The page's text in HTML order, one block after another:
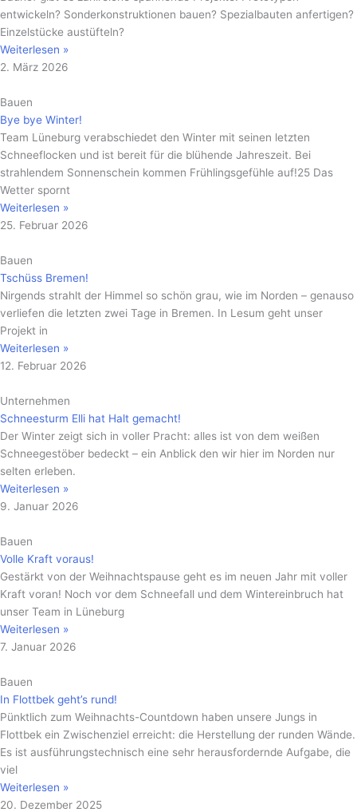
entwickeln? Sonderkonstruktionen bauen? Spezialbauten anfertigen?
Einzelstücke austüfteln?
Weiterlesen »
2. März 2026
Bauen
Bye bye Winter!
Team Lüneburg verabschiedet den Winter mit seinen letzten
Schneeflocken und ist bereit für die blühende Jahreszeit. Bei
strahlendem Sonnenschein kommen Frühlingsgefühle auf!25 Das
Wetter spornt
Weiterlesen »
25. Februar 2026
Bauen
Tschüss Bremen!
Nirgends strahlt der Himmel so schön grau, wie im Norden – genauso
verliefen die letzten zwei Tage in Bremen. In Lesum geht unser
Projekt in
Weiterlesen »
12. Februar 2026
Unternehmen
Schneesturm Elli hat Halt gemacht!
Der Winter zeigt sich in voller Pracht: alles ist von dem weißen
Schneegestöber bedeckt – ein Anblick den wir hier im Norden nur
selten erleben.
Weiterlesen »
9. Januar 2026
Bauen
Volle Kraft voraus!
Gestärkt von der Weihnachtspause geht es im neuen Jahr mit voller
Kraft voran! Noch vor dem Schneefall und dem Wintereinbruch hat
unser Team in Lüneburg
Weiterlesen »
7. Januar 2026
Bauen
In Flottbek geht’s rund!
Pünktlich zum Weihnachts-Countdown haben unsere Jungs in
Flottbek ein Zwischenziel erreicht: die Herstellung der runden Wände.
Es ist ausführungstechnisch eine sehr herausfordernde Aufgabe, die
viel
Weiterlesen »
20. Dezember 2025